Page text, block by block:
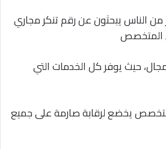
من الناس يبحثون عن رقم تنكر مجاري
المتخصص
حيث يوفر كل الخدمات التي
يخضع لرقابة صارمة على جميع